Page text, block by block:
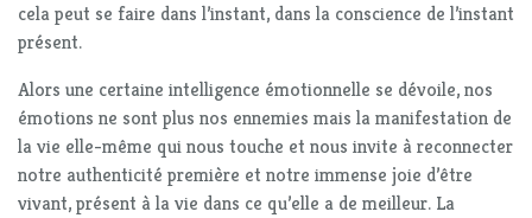
cela peut se faire dans l’instant, dans la conscience de l’instant
présent.
Alors une certaine intelligence émotionnelle se dévoile, nos
émotions ne sont plus nos ennemies mais la manifestation de
la vie elle-même qui nous touche et nous invite à reconnecter
notre authenticité première et notre immense joie d’être
vivant, présent à la vie dans ce qu’elle a de meilleur. La